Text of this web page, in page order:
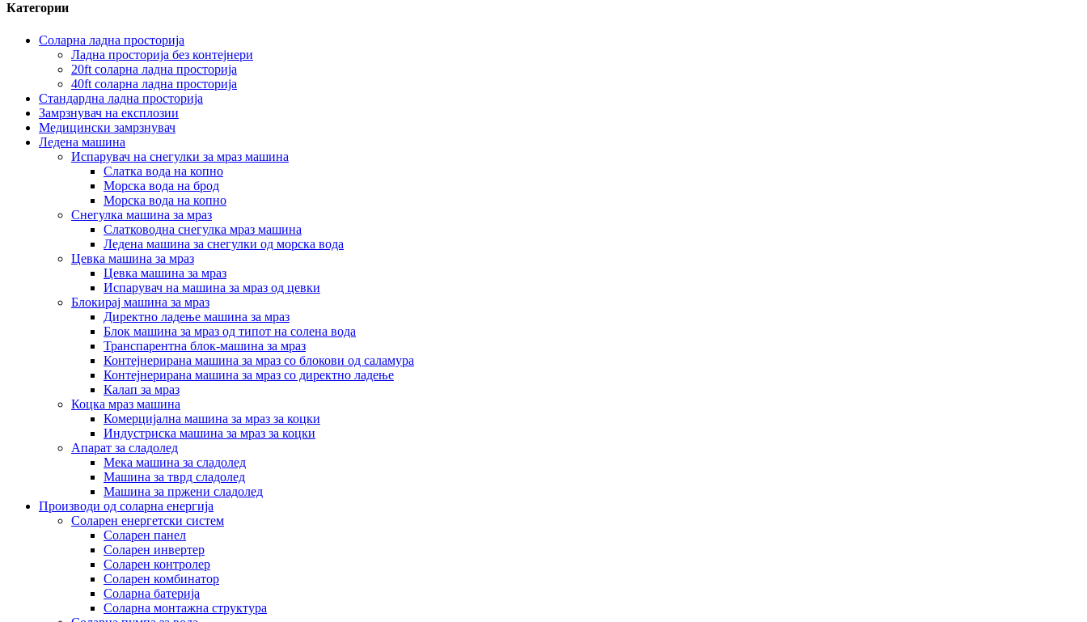
Категории
Соларна ладна просторија
Ладна просторија без контејнери
20ft соларна ладна просторија
40ft соларна ладна просторија
Стандардна ладна просторија
Замрзнувач на експлозии
Медицински замрзнувач
Ледена машина
Испарувач на снегулки за мраз машина
Слатка вода на копно
Морска вода на брод
Морска вода на копно
Снегулка машина за мраз
Слатководна снегулка мраз машина
Ледена машина за снегулки од морска вода
Цевка машина за мраз
Цевка машина за мраз
Испарувач на машина за мраз од цевки
Блокирај машина за мраз
Директно ладење машина за мраз
Блок машина за мраз од типот на солена вода
Транспарентна блок-машина за мраз
Контејнерирана машина за мраз со блокови од саламура
Контејнерирана машина за мраз со директно ладење
Калап за мраз
Коцка мраз машина
Комерцијална машина за мраз за коцки
Индустриска машина за мраз за коцки
Апарат за сладолед
Мека машина за сладолед
Машина за тврд сладолед
Машина за пржени сладолед
Производи од соларна енергија
Соларен енергетски систем
Соларен панел
Соларен инвертер
Соларен контролер
Соларен комбинатор
Соларна батерија
Соларна монтажна структура